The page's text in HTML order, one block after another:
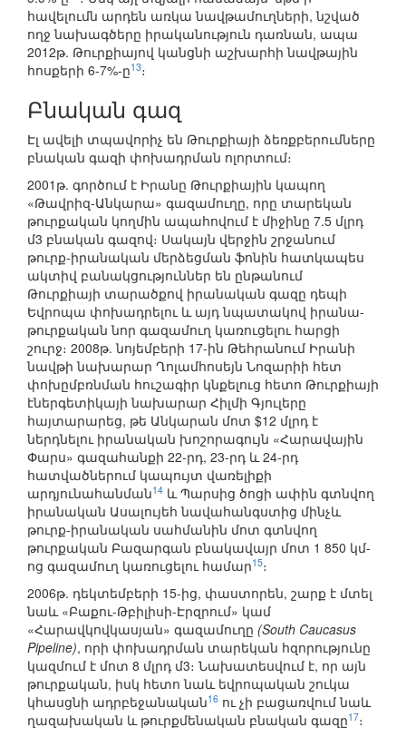
հավելումն արդեն առկա նավթամուղների, նշված
ողջ նախագծերը իրականություն դառնան, ապա
2012թ. Թուրքիայով կանցնի աշխարհի նավթային
հոսքերի 6-7%-ը13։
Բնական գազ
Էլ ավելի տպավորիչ են Թուրքիայի ձեռքբերումները
բնական գազի փոխադրման ոլորտում։
2001թ. գործում է Իրանը Թուրքիային կապող
«Թավրիզ-Անկարա» գազամուղը, որը տարեկան
թուրքական կողմին ապահովում է միջինը 7.5 մլրդ
մ3 բնական գազով։ Սակայն վերջին շրջանում
թուրք-իրանական մերձեցման ֆոնին հատկապես
ակտիվ բանակցություններ են ընթանում
Թուրքիայի տարածքով իրանական գազը դեպի
Եվրոպա փոխադրելու և այդ նպատակով իրանա-
թուրքական նոր գազամուղ կառուցելու հարցի
շուրջ։ 2008թ. նոյեմբերի 17-ին Թեհրանում Իրանի
նավթի նախարար Ղոլամհոսեյն Նոզարիի հետ
փոխըմբռնման հուշագիր կնքելուց հետո Թուրքիայի
էներգետիկայի նախարար Հիլմի Գյուլերը
հայտարարեց, թե Անկարան մոտ $12 մլրդ է
ներդնելու իրանական խոշորագույն «Հարավային
Փարս» գազահանքի 22-րդ, 23-րդ և 24-րդ
հատվածներում կապույտ վառելիքի
արդյունահանման14 և Պարսից ծոցի ափին գտնվող
իրանական Ասալույեհ նավահանգստից մինչև
թուրք-իրանական սահմանին մոտ գտնվող
թուրքական Բազարգան բնակավայր մոտ 1 850 կմ-
ոց գազամուղ կառուցելու համար15։
2006թ. դեկտեմբերի 15-ից, փաստորեն, շարք է մտել
նաև «Բաքու-Թբիլիսի-Էրզրում» կամ
«Հարավկովկասյան» գազամուղը (South Caucasus
Pipeline), որի փոխադրման տարեկան հզորությունը
կազմում է մոտ 8 մլրդ մ3։ Նախատեսվում է, որ այն
թուրքական, իսկ հետո նաև եվրոպական շուկա
կհասցնի ադրբեջանական16 ու չի բացառվում նաև
ղազախական և թուրքմենական բնական գազը17։